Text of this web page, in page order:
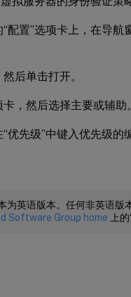
配置”选项卡上，在导
后单击打开。
，然后选择主要或辅助。
优先级”中键入优先级的
为英语版本。任何非英语
Software Group home 上